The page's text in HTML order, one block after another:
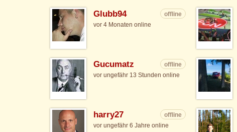
Glubb94
offline
vor 4 Monaten online
Gucumatz
offline
vor ungefähr 13 Stunden online
harry27
offline
vor ungefähr 6 Jahre online